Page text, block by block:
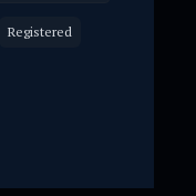
Registered